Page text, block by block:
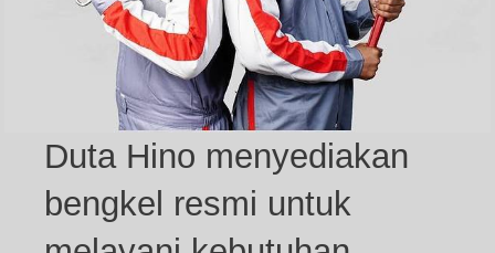
Duta Hino menyediakan
bengkel resmi untuk